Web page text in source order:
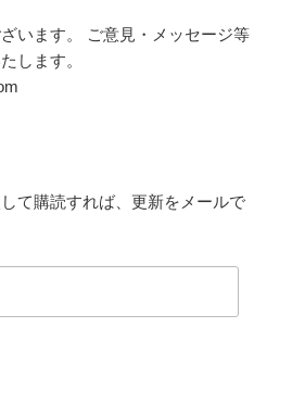
います。 ご意見・メッセージ等
します。
て購読すれば、更新をメールで